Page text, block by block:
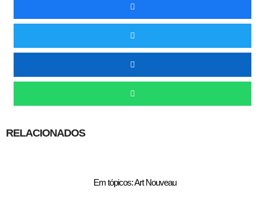
RELACIONADOS
Em tópicos: Art Nouveau